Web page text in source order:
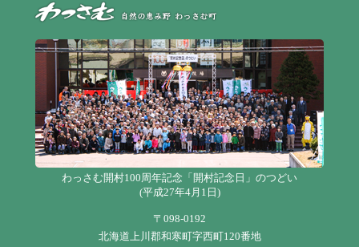
わっさむ開村100周年記念「開村記念日」のつどい
(平成27年4月1日)
〒098-0192
北海道上川郡和寒町字西町120番地